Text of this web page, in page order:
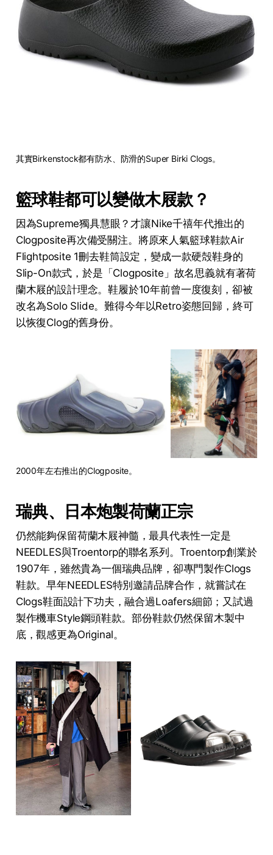
其實Birkenstock都有防水、防滑的Super Birki Clogs。
籃球鞋都可以變做木屐款？
因為Supreme獨具慧眼？才讓Nike千禧年代推出的
Clogposite再次備受關注。將原來人氣籃球鞋款Air
Flightposite 1刪去鞋筒設定，變成一款硬殻鞋身的
Slip-On款式，於是「Clogposite」故名思義就有著荷
蘭木屐的設計理念。鞋履於10年前曾一度復刻，卻被
改名為Solo Slide。難得今年以Retro姿態回歸，終可
以恢復Clog的舊身份。
2000年左右推出的Clogposite。
瑞典、日本炮製荷蘭正宗
仍然能夠保留荷蘭木屐神髓，最具代表性一定是
NEEDLES與Troentorp的聯名系列。Troentorp創業於
1907年，雖然貴為一個瑞典品牌，卻專門製作Clogs
鞋款。早年NEEDLES特別邀請品牌合作，就嘗試在
Clogs鞋面設計下功夫，融合過Loafers細節；又試過
製作機車Style鋼頭鞋款。部份鞋款仍然保留木製中
底，觀感更為Original。